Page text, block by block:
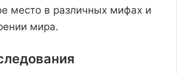
место в различных мифах и
мира.